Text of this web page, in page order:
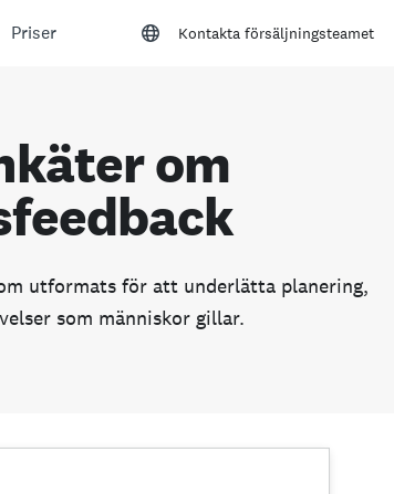
Priser Kontakta försäljningsteamet
om
utformats för att underlätta planering,
som människor gillar.